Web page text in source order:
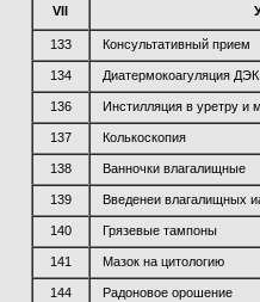
VII
133 Консультативный прием
134 Диатермокоагуляция ДЭК
136 Инстилляция в уретру и
137 Колькоскопия
138 Ванночки влагалищные
139 Введенеи влагалищных
140 Грязевые тампоны
141 Мазок на цитологию
144 Радоновое орошение